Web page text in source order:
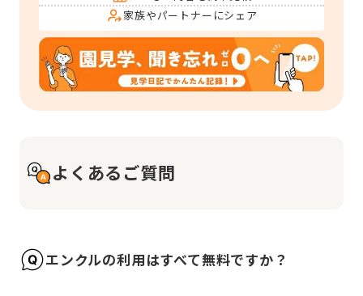
家族やパートナーにシェア
よくあるご質問
エンクルの利用はすべて無料ですか？